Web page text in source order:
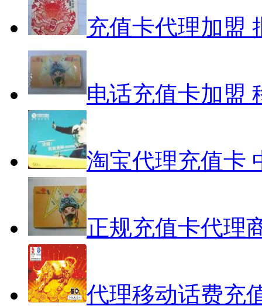
充值卡代理加盟
电话充值卡加盟
淘宝代理充值卡
正规充值卡代理
代理移动话费充